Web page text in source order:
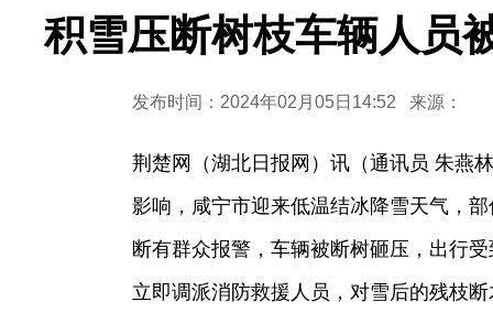
积雪压断树枝车辆人员
发布时间：2024年02月05日14:52 来源：
荆楚网（湖北日报网）讯（通讯员 朱燕
影响，咸宁市迎来低温结冰降雪天气，
断有群众报警，车辆被断树砸压，出行
立即调派消防救援人员，对雪后的残枝